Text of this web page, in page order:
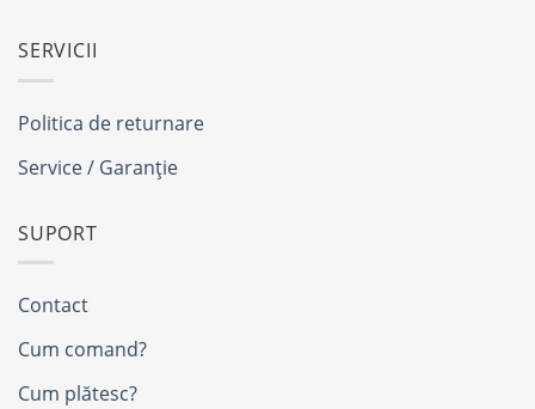
SERVICII
Politica de returnare
Service / Garanție
SUPORT
Contact
Cum comand?
Cum plătesc?